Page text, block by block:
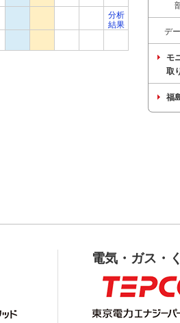
分析
結果
デ
モ
取
福
電気・ガス・